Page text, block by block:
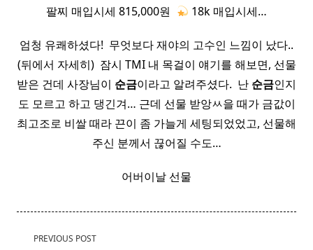
팔찌 매입시세 815,000원 ​
18k 매입시세…
엄청 유쾌하셨다! ​ 무엇보다 재야의 고수인 느낌이 났다..
(뒤에서 자세히) ​ 잠시 TMI 내 목걸이 얘기를 해보면, 선물
받은 건데 사장님이 순금이라고 알려주셨다. ​ 난 순금인지
도 모르고 하고 댕긴겨… 근데 선물 받앙ㅆ을 때가 금값이
최고조로 비쌀 때라 끈이 좀 가늘게 세팅되었었고, 선물해
주신 분께서 끊어질 수도…
어버이날 선물
<spanPREVIOUS POST